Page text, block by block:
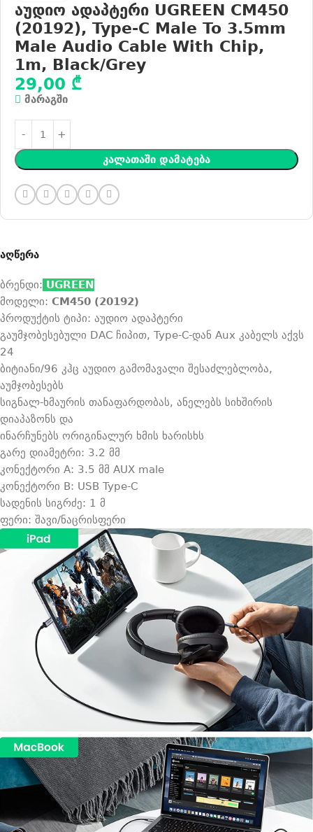
აუდიო ადაპტერი UGREEN CM450
(20192), Type-C Male To 3.5mm
Male Audio Cable With Chip,
1m, Black/Grey
29,00 ₾
მარაგში
Კალათაში Დამატება
აღწერა
ბრენდი: UGREEN
მოდელი: CM450 (20192)
პროდუქტის ტიპი: აუდიო ადაპტერი
გაუმჯობესებული DAC ჩიპით, Type-C-დან Aux კაბელს აქვს
24
ბიტიანი/96 კჰც აუდიო გამომავალი შესაძლებლობა,
აუმჯობესებს
სიგნალ-ხმაურის თანაფარდობას, ანელებს სიხშირის
დიაპაზონს და
ინარჩუნებს ორიგინალურ ხმის ხარისხს
გარე დიამეტრი: 3.2 მმ
კონექტორი A: 3.5 მმ AUX male
კონექტორი B: USB Type-C
სადენის სიგრძე: 1 მ
ფერი: შავი/ნაცრისფერი